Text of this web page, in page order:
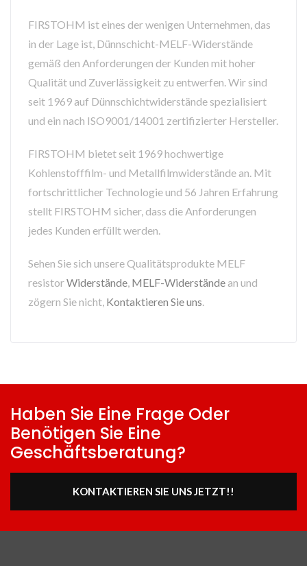
FIRSTOHM ist eines der wenigen Unternehmen, das
in der Lage ist, Dünnschicht-MELF-Widerstände
gemäß den Anforderungen der Kunden mit hoher
Qualität und Zuverlässigkeit zu entwerfen. Wir sind
seit 1969 auf Dünnschichtwiderstände spezialisiert
und ein nach ISO9001/14001 zertifizierter Hersteller.
FIRSTOHM bietet seit 1969 hochwertige
Kohlenstofffilm- und Metallfilmwiderstände an. Mit
fortschrittlicher Technologie und 56 Jahren Erfahrung
stellt FIRSTOHM sicher, dass die Anforderungen
jedes Kunden erfüllt werden.
Sehen Sie sich unsere Qualitätsprodukte MELF
resistorWiderstände MELF-Widerstände an und
zögern Sie nicht, Kontaktieren Sie uns
Haben Sie Eine Frage Oder
Benötigen Sie Eine
Geschäftsberatung?
KONTAKTIEREN SIE UNS JETZT!!